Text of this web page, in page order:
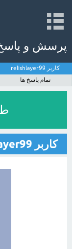
پرسش و
کاربر relishlayer99
تمام پاسخ ها
کاربر relishlayer99